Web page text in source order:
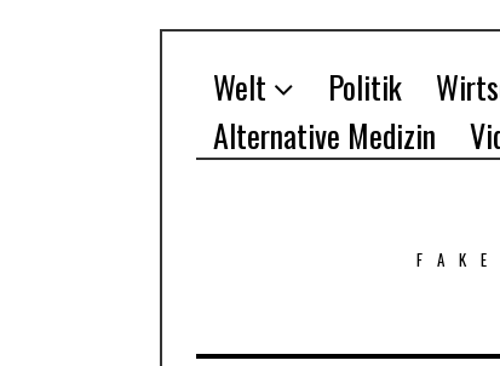
Welt Politik
Alternative Medizin